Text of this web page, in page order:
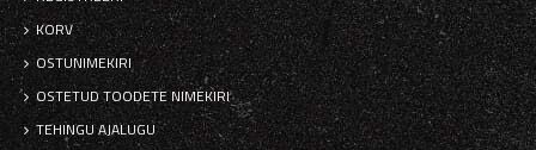
KORV
OSTUNIMEKIRI
OSTETUD TOODETE NIMEKIRI
TEHINGU AJALUGU